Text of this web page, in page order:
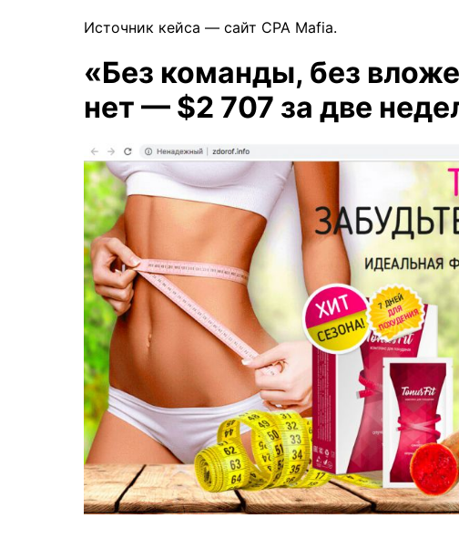
Источник кейса — сайт CPA Mafia.
«Без команды, без
нет — $2 707 за две